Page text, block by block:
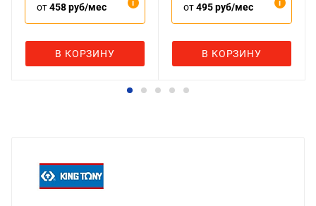
от458 руб/мес
В КОРЗИНУ
от495 руб/мес
В КОРЗИНУ